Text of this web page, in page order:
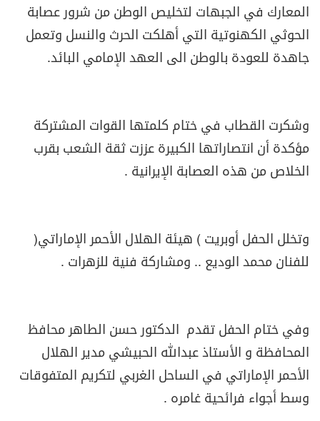
المعارك في الجبهات لتخليص الوطن من شرور عصابة
الحوثي الكهنوتية التي أهلكت الحرث والنسل وتعمل
جاهدة للعودة بالوطن الى العهد الإمامي البائد.
وشكرت القطاب في ختام كلمتها القوات المشتركة
مؤكدة أن انتصاراتها الكبيرة عززت ثقة الشعب بقرب
الخلاص من هذه العصابة الإيرانية .
وتخلل الحفل أوبريت ( هيئة الهلال الأحمر الإماراتي)
للفنان محمد الوديع .. ومشاركة فنية للزهرات .
وفي ختام الحفل تقدم الدكتور حسن الطاهر محافظ
المحافظة و الأستاذ عبدالله الحبيشي مدير الهلال
الأحمر الإماراتي في الساحل الغربي لتكريم المتفوقات
وسط أجواء فرائحية غامره .